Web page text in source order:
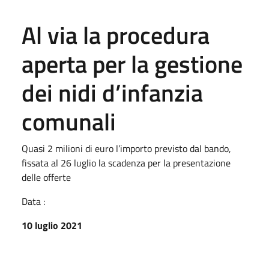
Al via la procedura
aperta per la gestione
dei nidi d’infanzia
comunali
Quasi 2 milioni di euro l’importo previsto dal bando,
fissata al 26 luglio la scadenza per la presentazione
delle offerte
Data :
10 luglio 2021